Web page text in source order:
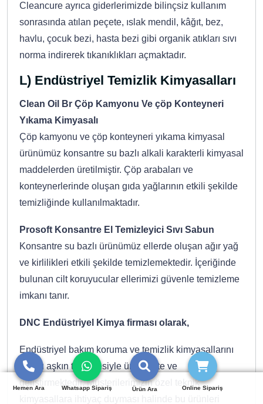
Cleancure ayrıca giderlerimizde bilinçsiz kullanım
sonrasında atılan peçete, ıslak mendil, kâğıt, bez,
havlu, çocuk bezi, hasta bezi gibi organik atıkları sıvı
norma indirerek tıkanıklıkları açmaktadır.
L) Endüstriyel Temizlik Kimyasalları
Clean Oil Br Çöp Kamyonu Ve çöp Konteyneri
Yıkama Kimyasalı
Çöp kamyonu ve çöp konteyneri yıkama kimyasal
ürünümüz konsantre su bazlı alkali karakterli kimyasal
maddelerden üretilmiştir. Çöp arabaları ve
konteynerlerinde oluşan gıda yağlarının etkili şekilde
temizliğinde kullanılmaktadır.
Prosoft Konsantre El Temizleyici Sıvı Sabun
Konsantre su bazlı ürünümüz ellerde oluşan ağır yağ
ve kirlilikleri etkili şekilde temizlemektedir. İçeriğinde
bulunan cilt koruyucular ellerimizi güvenle temizleme
imkanı tanır.
DNC Endüstriyel Kimya firması olarak,
Endüstriyel bakım koruma ve temizlik kimyasallarını
10 yılı aşkın tecrübesiyle üretmekte ve
geliştirmektedir. Müşterilerimizin özel teknik
Hemen Ara Whatsapp Sipariş Ürün Ara Online Sipariş